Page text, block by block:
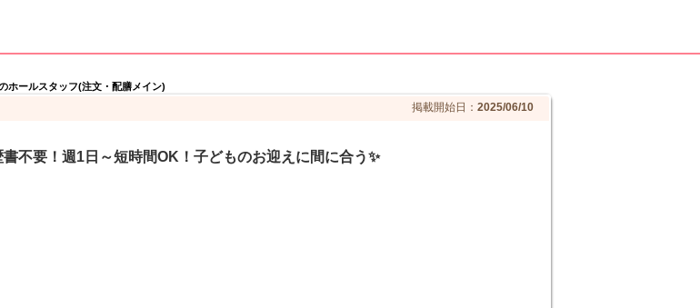
ホールスタッフ(注文・配膳メイン)
掲載開始日： 2025/06/10
書不要！週1日～短時間OK！子どものお迎えに間に合う✨